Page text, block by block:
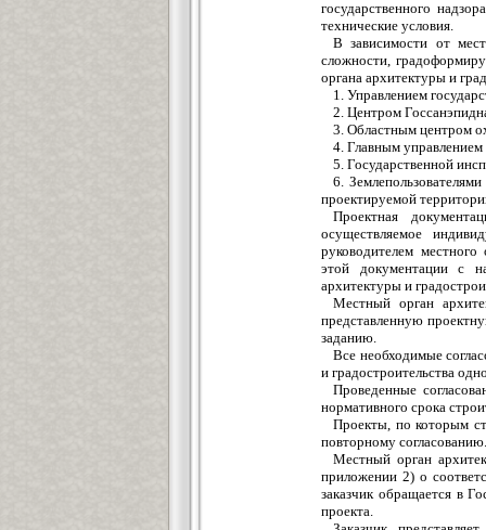
государственного
технические условия.
В зависимости от
сложности,
органа архитектуры и
1. Управлением
2. Центром
3. Областным центром
4. Главным
5. Государственной
6.
проектируемой
Проектная
осуществляемое
руководителем местного
этой документации с
архитектуры и
Местный орган
представленную
заданию.
Все необходимые
и градостроительства
Проведенные
нормативного срока
Проекты, по которым
повторному согласованию.
Местный орган
приложении 2) о
заказчик обращается в
проекта.